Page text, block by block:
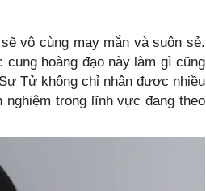
vô cùng may mắn và suôn sẻ.
hoàng đạo này làm gì cũng
Tử không chỉ nhận được nhiều
trong lĩnh vực đang theo